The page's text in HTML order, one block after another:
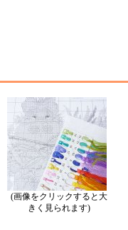
(画像をクリックすると大
きく見られます)